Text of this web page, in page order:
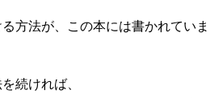
方法が、この本には書かれていま
続ければ、